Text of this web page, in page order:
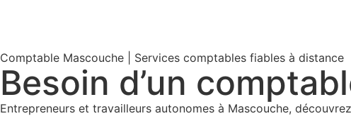
Comptable Mascouche | Services comptables fiables à distance
Besoin d’un
Entrepreneurs et travailleurs autonomes à Mascouche,